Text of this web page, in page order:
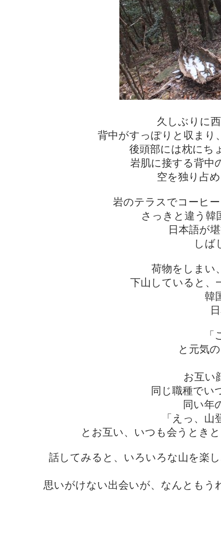
久しぶりに
背中がすっぽりと収まり
後頭部には枕にち
岩肌に接する背中
空を独り占
岩のテラスでコーヒ
さっきと違う韓
日本語が
しば
荷物をしまい
下山していると、
韓
と元気
お互い
同じ職種でい
同い年
「えっ、
とお互い、いつも会うとき
話してみると、いろいろな山を楽
思いがけない出会いが、なんとも